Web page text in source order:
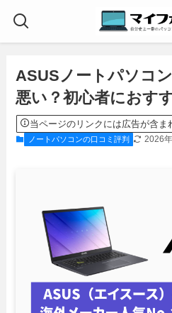
ASUSノートパソコ
悪い？初心者におす
当ページのリンクには広告が含ま
ノートパソコンの口コミ評判 2026